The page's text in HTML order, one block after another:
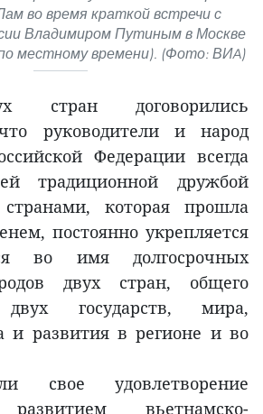
во время краткой встречи с
Владимиром Путиным в Москве
местному времени). (Фото: ВИA)
стран договорились
руководители и народ
Федерации всегда
традиционной дружбой
которая прошла
постоянно укрепляется
во имя долгосрочных
двух стран, общего
двух государств, мира,
и развития в регионе и во
свое удовлетворение
вьетнамско-